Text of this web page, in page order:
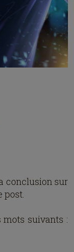
conclusion sur
suivants :